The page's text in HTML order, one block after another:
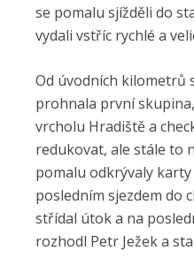
se pomalu sjížděli do
vydali vstříc rychlé a
Od úvodních kilometrů
prohnala první
vrcholu Hradiště a
redukovat, ale stále to
pomalu odkrývaly
posledním sjezdem do
střídal útok a na
rozhodl Petr Ježek a